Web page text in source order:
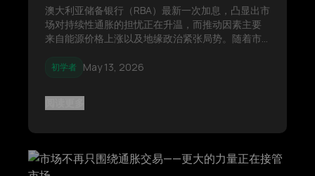
澳大利亚储备银行（RBA）最新一次加息，凸显出市
场对持续性通胀的担忧正在升温，而推动因素主要
来自能源价格上涨以及地缘政治紧张局势。随着市
注，美联储是否可能在2026年维持“更高利率、更
初学者 May 13, 2026